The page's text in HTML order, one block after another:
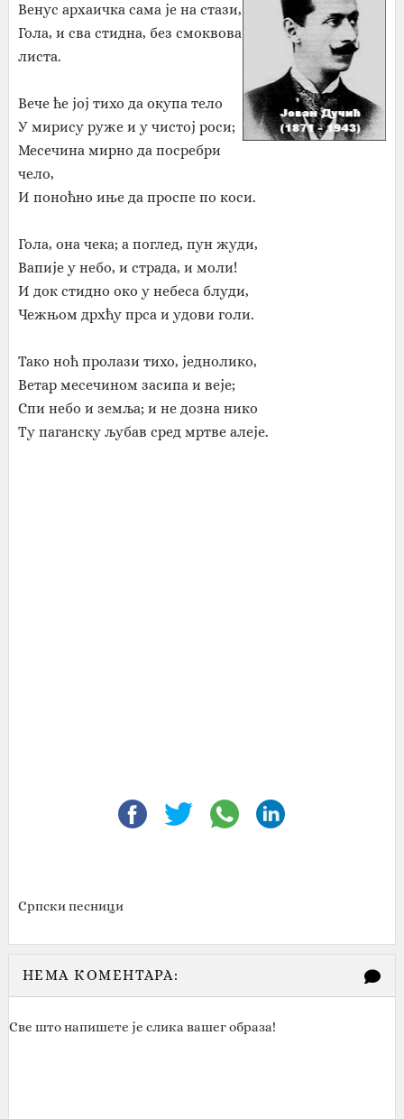
Венус архаичка сама је на стази,
Гола, и сва стидна, без смоквова
листа.
Вече ће јој тихо да окупа тело
У мирису руже и у чистој роси;
Месечина мирно да посребри
чело,
И поноћно иње да проспе по коси.
Гола, она чека; а поглед, пун жуди,
Вапије у небо, и страда, и моли!
И док стидно око у небеса блуди,
Чежњом дрхћу прса и удови голи.
Тако ноћ пролази тихо, једнолико,
Ветар месечином засипа и веје;
Спи небо и земља; и не дозна нико
Ту паганску љубав сред мртве алеје.
Српски песници
НЕМА КОМЕНТАРА:
Све што напишете је слика вашег образа!